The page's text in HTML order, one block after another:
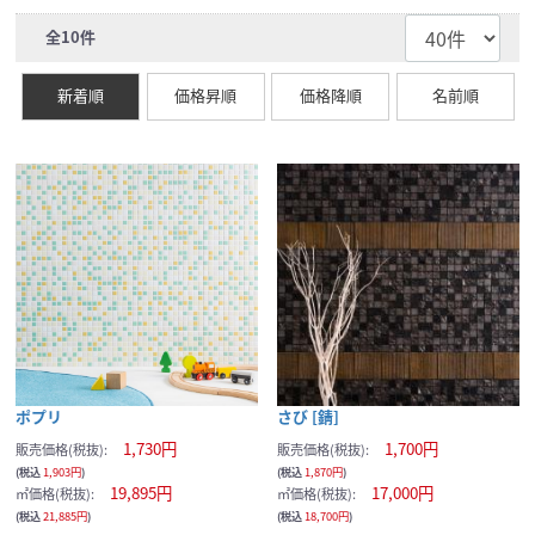
全10件
新着順 価格昇順 価格降順 名前順
ポプリ
販売価格(税抜): 1,730円
(税込1,903円)
㎡価格(税抜): 19,895円
(税込21,885円)
さび [錆]
販売価格(税抜): 1,700円
(税込1,870円)
㎡価格(税抜): 17,000円
(税込18,700円)